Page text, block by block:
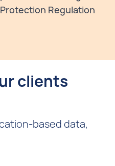
Regulation
clients
based data,